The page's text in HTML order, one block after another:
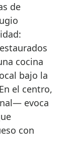
de
cocina
bajo la
el centro,
evoca
con